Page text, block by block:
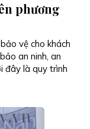
phương
vệ cho khách
an ninh, an
đây là quy trình